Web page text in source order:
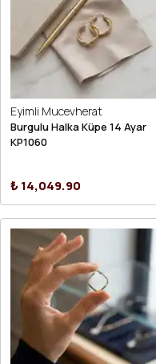
Eyimli Mucevherat
Burgulu Halka Küpe 14 Ayar
KP1060
₺ 14,049.90